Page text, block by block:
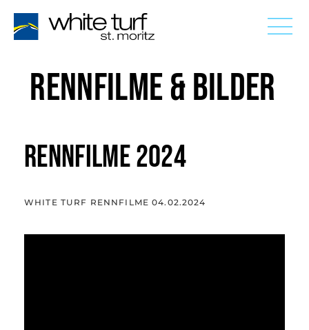
RENNFILME & BILDER
RENNFILME 2024
WHITE TURF RENNFILME 04.02.2024